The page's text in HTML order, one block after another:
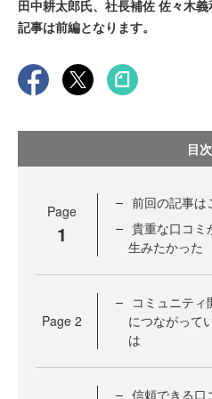
田中耕太郎氏、社長補佐 佐々木
記事は前編となります。
目次
Page
1
前回の記事は
貴重な口コミ
生みたかった
Page 2
コミュニテ
につながって
は
信頼できる